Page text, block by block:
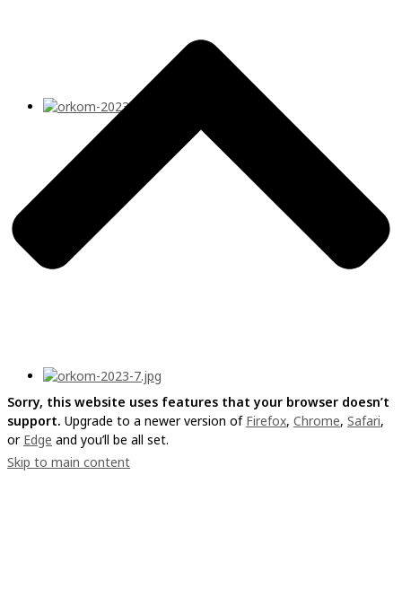
Sorry, this website uses features that your browser doesn’t
support. Upgrade to a newer version of Firefox, Chrome, Safari,
or Edge and you’ll be all set.
Skip to main content